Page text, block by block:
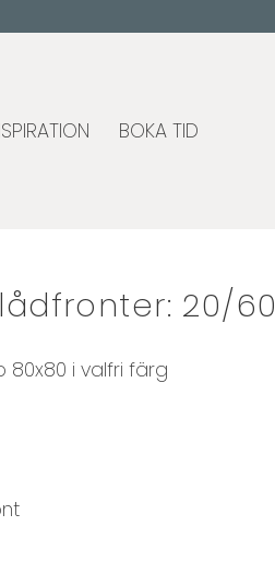
BOKA TID
20/60
80x80 i valfri färg